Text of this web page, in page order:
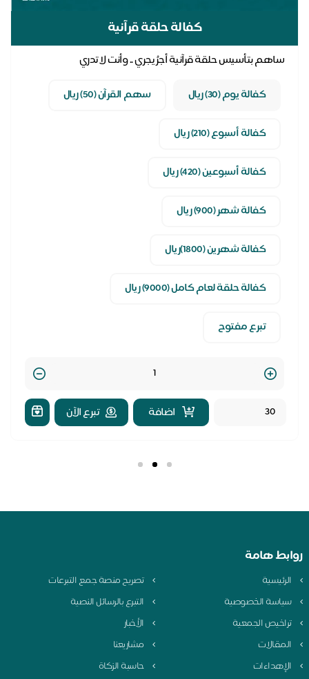
كفالة حلقة قرآنية
ساهم بتأسيس حلقة قرآنية أجرُ يجري .. وأنت لا تدري
كفالة يوم (30) ريال
سهم القرآن (50) ريال
كفالة أسبوع (210) ريال
كفالة أسبوعين (420) ريال
كفالة شهر (900) ريال
كفالة شهرين (1800)ريال
كفالة حلقة لعام كامل (9000) ريال
تبرع مفتوح
Quantity
اضافة
تبرع الآن
هامة
تصريح منصة جمع التبرعات
الخصوصية
التبرع بالرسائل النصية
الجمعية
الأخبار
مشاريعنا
حاسبة الزكاة